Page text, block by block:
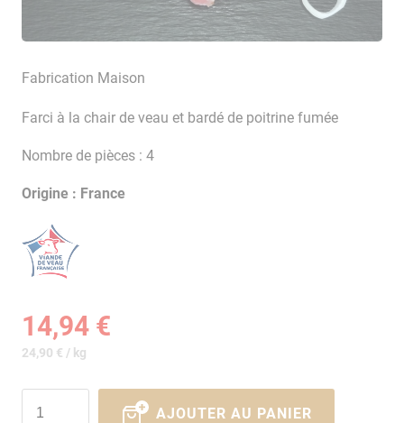
Fabrication Maison
Farci à la chair de veau et bardé de poitrine fumée
Nombre de pièces : 4
Origine : France
14,94 €
24,90 € / kg
AJOUTER AU PANIER